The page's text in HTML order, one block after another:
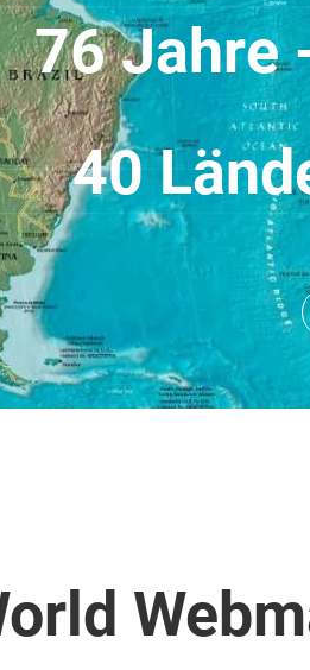
76 Jahre
40